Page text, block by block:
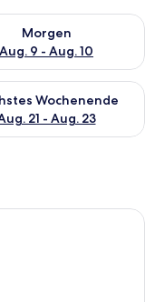
Aug. 8 - Aug. 9.
Morgen
Aug. 9 - Aug. 10
die Verfügbarkeit
Aug. 14
Wochenende
21 - Aug. 23
die Verfügbarkeit
Hotelzimmer mit